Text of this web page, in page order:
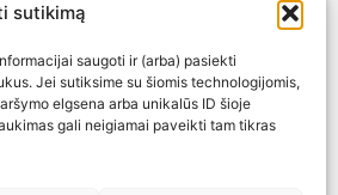
sutikimą
saugoti ir (arba) pasiekti
Jei sutiksime su šiomis technologijomis,
elgsena arba unikalūs ID šioje
gali neigiamai paveikti tam tikras